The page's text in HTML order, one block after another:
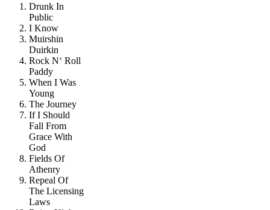
Drunk In
Public
I Know
Muirshin
Duirkin
Rock N‘ Roll
Paddy
When I Was
Young
The Journey
If I Should
Fall From
Grace With
God
Fields Of
Athenry
Repeal Of
The Licensing
Laws